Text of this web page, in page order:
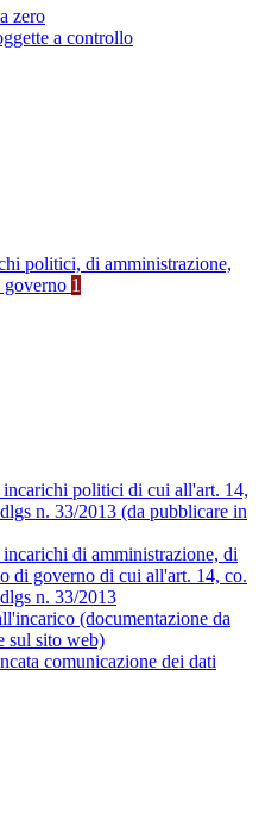
zero
a controllo
politici, di amministrazione,
1
politici di cui all'art. 14,
n. 33/2013 (da pubblicare in
di amministrazione, di
di governo di cui all'art. 14, co.
n. 33/2013
(documentazione da
sul sito web)
comunicazione dei dati